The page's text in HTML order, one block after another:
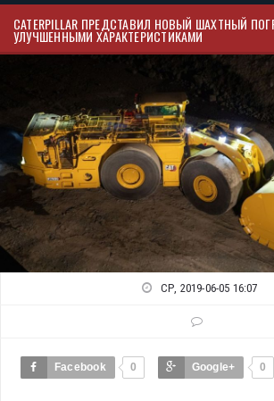
CATERPILLAR ПРЕДСТАВИЛ НОВЫЙ ШАХТНЫЙ
УЛУЧШЕННЫМИ ХАРАКТЕРИСТИКАМИ
СР, 2019-06-05 16:07
Facebook 0 Google+ 0